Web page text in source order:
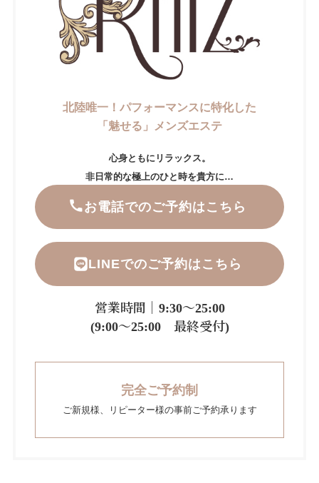
北陸唯一！パフォーマンスに特化した
「魅せる」メンズエステ
心身ともにリラックス。
非日常的な極上のひと時を貴方に…
お電話でのご予約はこちら
LINEでのご予約はこちら
営業時間｜9:30～25:00
(9:00～25:00 最終受付)
完全ご予約制
ご新規様、リピーター様の事前ご予約承ります